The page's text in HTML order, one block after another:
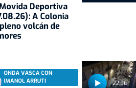
Deportiva
A Colonia
volcán de
22:36
ONDA VASCA CON
IMANOL ARRUTI